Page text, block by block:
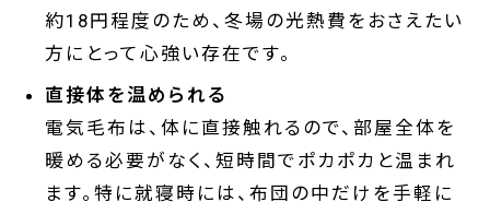
約18円程度のため、冬場の光熱費をおさえたい
方にとって心強い存在です。
直接体を温められる
電気毛布は、体に直接触れるので、部屋全体を
暖める必要がなく、短時間でポカポカと温まれ
ます。特に就寝時には、布団の中だけを手軽に